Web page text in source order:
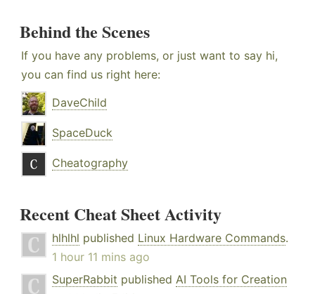
Behind the Scenes
If you have any problems, or just want to say hi,
you can find us right here:
DaveChild
SpaceDuck
Cheatography
Recent Cheat Sheet Activity
hlhlhl published Linux Hardware Commands.
1 hour 11 mins ago
SuperRabbit published AI Tools for Creation